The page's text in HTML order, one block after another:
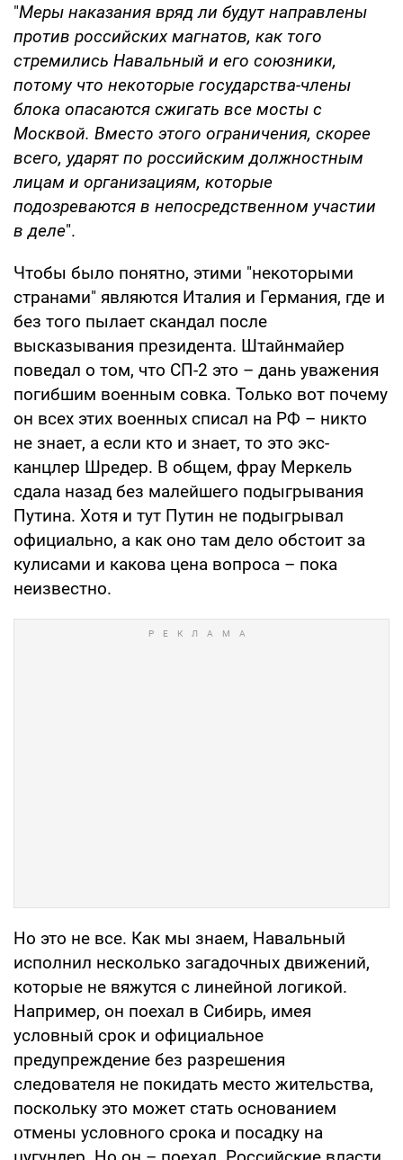
"Меры наказания вряд ли будут направлены
против российских магнатов, как того
стремились Навальный и его союзники,
потому что некоторые государства-члены
блока опасаются сжигать все мосты с
Москвой. Вместо этого ограничения, скорее
всего, ударят по российским должностным
лицам и организациям, которые
подозреваются в непосредственном участии
в деле".
Чтобы было понятно, этими "некоторыми
странами" являются Италия и Германия, где и
без того пылает скандал после
высказывания президента. Штайнмайер
поведал о том, что СП-2 это – дань уважения
погибшим военным совка. Только вот почему
он всех этих военных списал на РФ – никто
не знает, а если кто и знает, то это экс-
канцлер Шредер. В общем, фрау Меркель
сдала назад без малейшего подыгрывания
Путина. Хотя и тут Путин не подыгрывал
официально, а как оно там дело обстоит за
кулисами и какова цена вопроса – пока
неизвестно.
Но это не все. Как мы знаем, Навальный
исполнил несколько загадочных движений,
которые не вяжутся с линейной логикой.
Например, он поехал в Сибирь, имея
условный срок и официальное
предупреждение без разрешения
следователя не покидать место жительства,
поскольку это может стать основанием
отмены условного срока и посадку на